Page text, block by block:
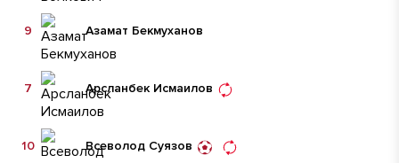
Азамат Бекмуханов
9
Арсланбек Исмаилов
7
Всеволод Суязов
10